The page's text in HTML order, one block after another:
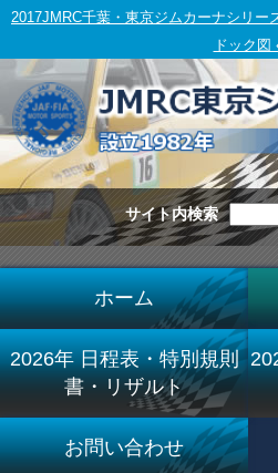
2017JMRC千葉・東京ジムカーナシリ
ドック図
サイト内検索
ホーム
2026年 日程表・特別規則
書・リザルト
お問い合わせ